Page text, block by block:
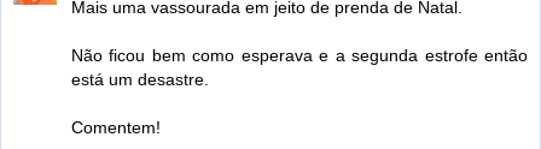
Mais uma vassourada em jeito de prenda de Natal.
Não ficou bem como esperava e a segunda estrofe então
está um desastre.
Comentem!